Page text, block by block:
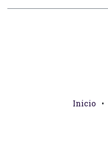
Inicio •